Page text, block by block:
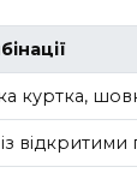
куртка,
відкритими